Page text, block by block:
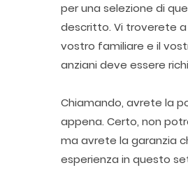
per una selezione di
descritto. Vi troverete
vostro familiare e il
anziani deve essere
Chiamando, avrete la
appena. Certo, non
ma avrete la garanzia
esperienza in questo